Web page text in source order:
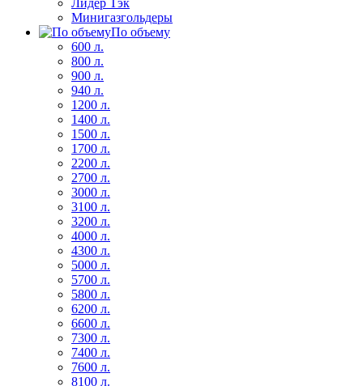
Лидер Тэк
Минигазгольдеры
По объему
600 л.
800 л.
900 л.
940 л.
1200 л.
1400 л.
1500 л.
1700 л.
2200 л.
2700 л.
3000 л.
3100 л.
3200 л.
4000 л.
4300 л.
5000 л.
5700 л.
5800 л.
6200 л.
6600 л.
7300 л.
7400 л.
7600 л.
8100 л.